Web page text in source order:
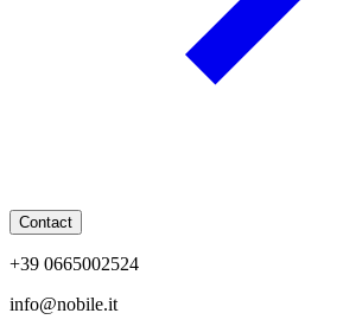
Contact
+39 0665002524
info@nobile.it